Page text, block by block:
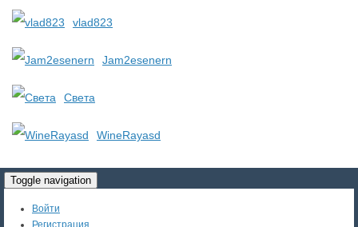
vlad823
Jam2esenern
Света
WineRayasd
Toggle navigation
Войти
Регистрация